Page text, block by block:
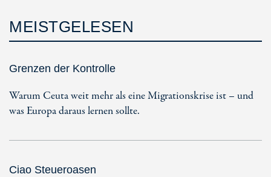
MEISTGELESEN
Grenzen der Kontrolle
Warum Ceuta weit mehr als eine Migrationskrise ist – und
was Europa daraus lernen sollte.
Ciao Steueroasen